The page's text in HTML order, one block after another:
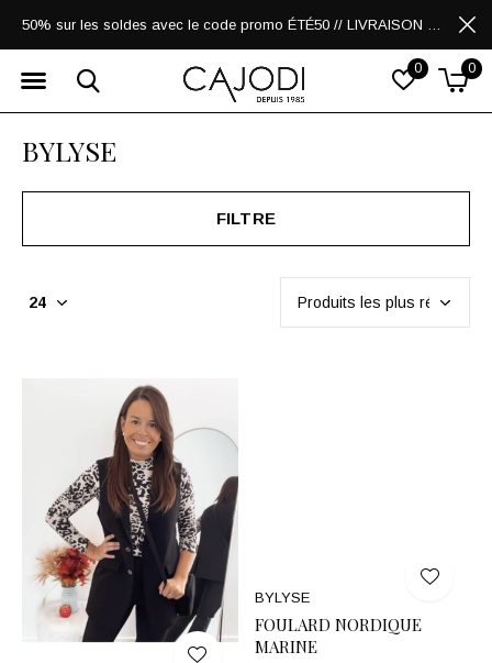
0 0
50% sur les soldes avec le code promo ÉTÉ50 // LIVRAISON GRATUITE POUR LES ACHATS DE 250$ ET PLUS
BYLYSE
FILTRE
BYLYSE
FOULARD NORDIQUE
MARINE